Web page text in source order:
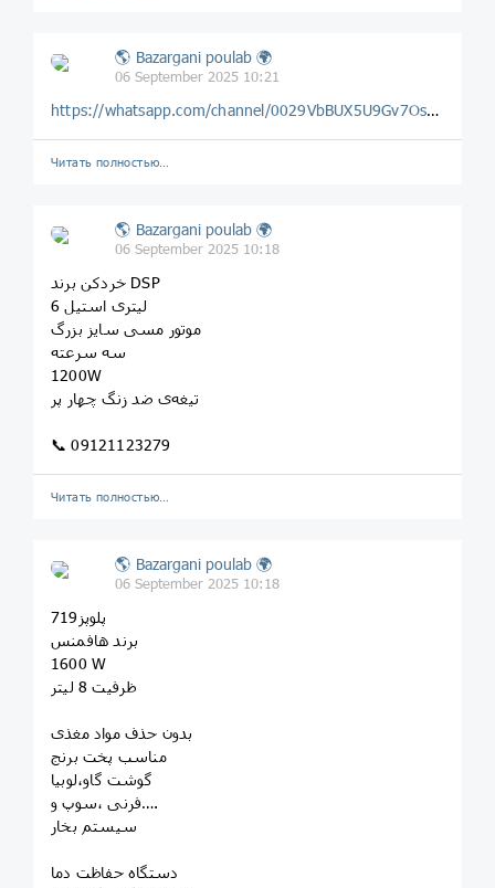
🌎 Bazargani poulab 🌍
06 September 2025 10:21
https://whatsapp.com/channel/0029VbBUX5U9Gv7OsLwF2o0H
Читать полностью…
🌎 Bazargani poulab 🌍
06 September 2025 10:18
خردکن برند DSP
6 لیتری استیل
موتور مسی سایز بزرگ
سه سرعته
1200W
تیغه‌ی ضد زنگ چهار پر
📞 09121123279
Читать полностью…
🌎 Bazargani poulab 🌍
06 September 2025 10:18
719پلوپز
برند هافمنس
1600 W
ظرفیت 8 لیتر
بدون حذف مواد مغذی
مناسب پخت برنج
گوشت گاو،لوبیا
فرنی ،سوپ و….
سیستم بخار
دستگاه حفاظت دما